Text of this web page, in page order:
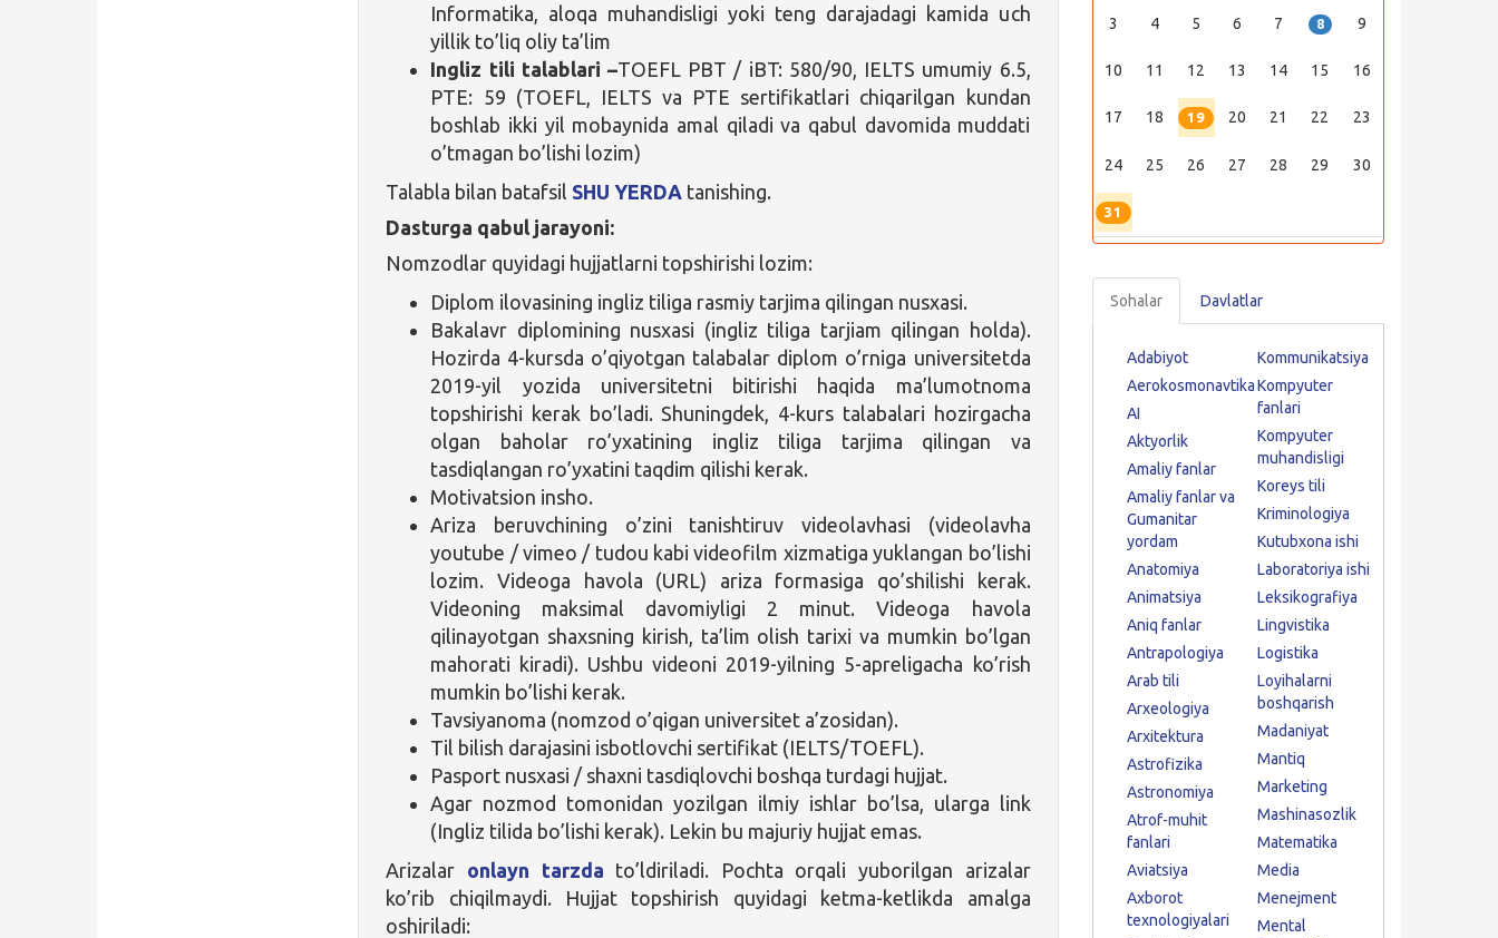
Informatika, aloqa muhandisligi yoki teng darajadagi kamida uch
yillik to’liq oliy ta’lim
Ingliz tili talablari –TOEFL PBT / iBT: 580/90, IELTS umumiy 6.5,
PTE: 59 (TOEFL, IELTS va PTE sertifikatlari chiqarilgan kundan
boshlab ikki yil mobaynida amal qiladi va qabul davomida muddati
o’tmagan bo’lishi lozim)
Talabla bilan batafsil SHU YERDA tanishing.
Dasturga qabul jarayoni:
Nomzodlar quyidagi hujjatlarni topshirishi lozim:
Diplom ilovasining ingliz tiliga rasmiy tarjima qilingan nusxasi.
Bakalavr diplomining nusxasi (ingliz tiliga tarjiam qilingan holda).
Hozirda 4-kursda o’qiyotgan talabalar diplom o’rniga universitetda
2019-yil yozida universitetni bitirishi haqida ma’lumotnoma
topshirishi kerak bo’ladi. Shuningdek, 4-kurs talabalari hozirgacha
olgan baholar ro’yxatining ingliz tiliga tarjima qilingan va
tasdiqlangan ro’yxatini taqdim qilishi kerak.
Motivatsion insho.
Ariza beruvchining o’zini tanishtiruv videolavhasi (videolavha
youtube / vimeo / tudou kabi videofilm xizmatiga yuklangan bo’lishi
lozim. Videoga havola (URL) ariza formasiga qo’shilishi kerak.
Videoning maksimal davomiyligi 2 minut. Videoga havola
qilinayotgan shaxsning kirish, ta’lim olish tarixi va mumkin bo’lgan
mahorati kiradi). Ushbu videoni 2019-yilning 5-apreligacha ko’rish
mumkin bo’lishi kerak.
Tavsiyanoma (nomzod o’qigan universitet a’zosidan).
Til bilish darajasini isbotlovchi sertifikat (IELTS/TOEFL).
Pasport nusxasi / shaxni tasdiqlovchi boshqa turdagi hujjat.
Agar nozmod tomonidan yozilgan ilmiy ishlar bo’lsa, ularga link
(Ingliz tilida bo’lishi kerak). Lekin bu majuriy hujjat emas.
Arizalar onlayn tarzda to’ldiriladi. Pochta orqali yuborilgan arizalar
ko’rib chiqilmaydi. Hujjat topshirish quyidagi ketma-ketlikda amalga
oshiriladi:
3 4 5 6 7 8 9
10 11 12 13 14 15 16
17 18 19 20 21 22 23
24 25 26 27 28 29 30
31
Sohalar Davlatlar
Adabiyot
Aerokosmonavtika
AI
Aktyorlik
Amaliy fanlar
Amaliy fanlar va
Gumanitar
yordam
Anatomiya
Animatsiya
Aniq fanlar
Antrapologiya
Arab tili
Arxeologiya
Arxitektura
Astrofizika
Astronomiya
Atrof-muhit
fanlari
Aviatsiya
Axborot
texnologiyalari
Kommunikatsiya
Kompyuter
fanlari
Kompyuter
muhandisligi
Koreys tili
Kriminologiya
Kutubxona ishi
Laboratoriya ishi
Leksikografiya
Lingvistika
Logistika
Loyihalarni
boshqarish
Madaniyat
Mantiq
Marketing
Mashinasozlik
Matematika
Media
Menejment
Mental